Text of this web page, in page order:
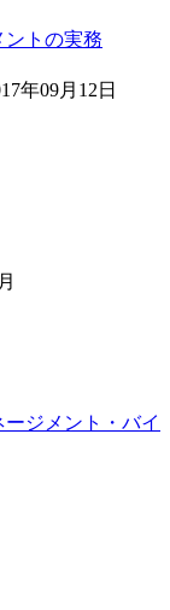
ントの実務
年09月12日
ジメント・バイ